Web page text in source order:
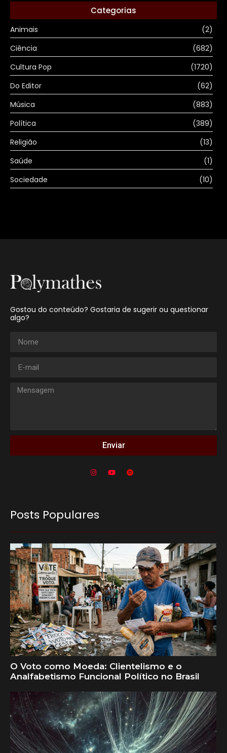
Categorias
Animais
(2)
Ciência
(682)
Cultura Pop
(1720)
Do Editor
(62)
Música
(883)
Política
(389)
Religião
(13)
Saúde
(1)
Sociedade
(10)
Gostou do conteúdo? Gostaria de sugerir ou questionar
algo?
Enviar
Posts Populares
O Voto como Moeda: Clientelismo e o
Analfabetismo Funcional Político no Brasil